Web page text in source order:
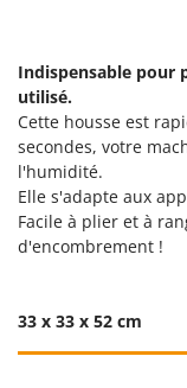
MOVA
Mowox
MTD
N
New O.M.R.A.
Nilfisk
Novatec
Novital
Indispensable pour
utilisé.
Cette housse est
secondes, votre
l'humidité.
Elle s'adapte aux
Facile à plier et à
d'encombrement !
33 x 33 x 52 cm